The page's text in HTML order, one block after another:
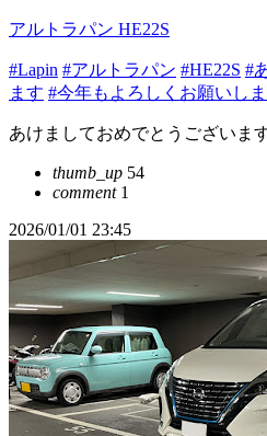
アルトラパン HE22S
#Lapin #アルトラパン #HE22S #
ます #今年もよろしくお願いし
あけましておめでとうございま
thumb_up 54
comment1
2026/01/01 23:45